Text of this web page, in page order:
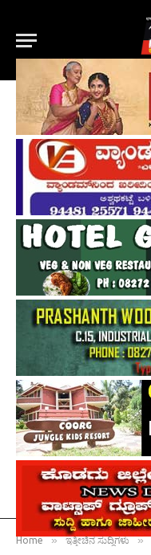
Home » ಇತ್ತೀಚಿನ ಸುದ್ದಿಗಳು »